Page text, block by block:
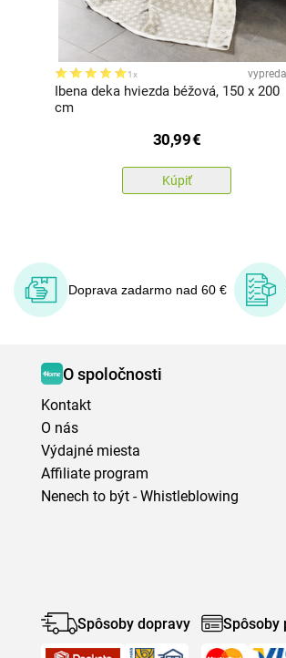
1x
Ibena deka hviezda béžová, 150 x 200
cm
30,99€
Kúpiť
Doprava zadarmo nad 60 €
O spoločnosti
Kontakt
O nás
Výdajné miesta
Affiliate program
Nenech to být - Whistleblowing
Spôsoby dopravy Spôsoby